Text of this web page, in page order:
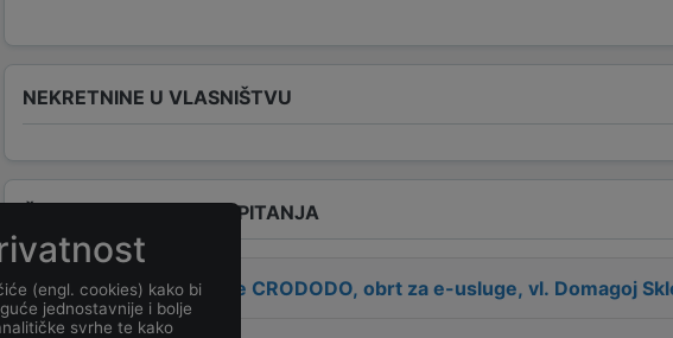
NEKRETNINE U VLASNIŠTVU
ČESTO POSTAVLJENA PITANJA
Koja je adresa tvrtke CRODODO, obrt za e-usluge, vl. Domagoj
(engl. cookies) kako bi
jednostavnije i bolje
svrhe te kako